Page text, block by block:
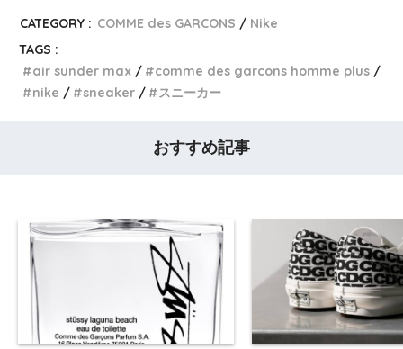
CATEGORY : COMME des GARCONS
Nike
TAGS :
air sunder max
comme des garcons homme plus
nike
sneaker スニーカー
おすすめ記事